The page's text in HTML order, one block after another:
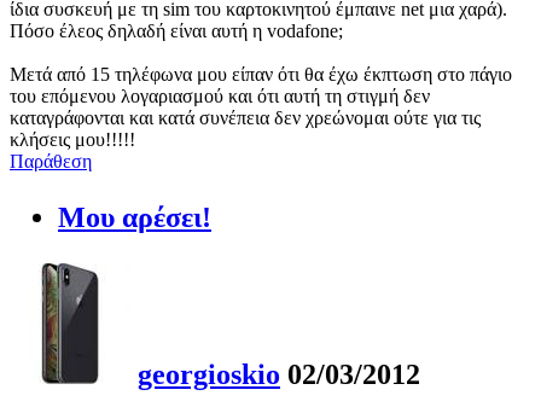
ίδια συσκευή με τη sim του καρτοκινητού έμπαινε net μια χαρά).
Πόσο έλεος δηλαδή είναι αυτή η vodafone;
Μετά από 15 τηλέφωνα μου είπαν ότι θα έχω έκπτωση στο πάγιο
του επόμενου λογαριασμού και ότι αυτή τη στιγμή δεν
καταγράφονται και κατά συνέπεια δεν χρεώνομαι ούτε για τις
κλήσεις μου!!!!!
Παράθεση
Μου αρέσει!
georgioskio 02/03/2012